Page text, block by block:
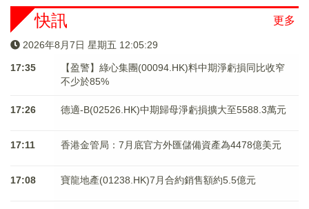
更多
快訊
2026年8月7日 星期五 12:05:30
17:35
【盈警】綠心集團(00094.HK)料中期淨虧損同比收窄
不少於85%
17:26 德適-B(02526.HK)中期歸母淨虧損擴大至5588.3萬元
17:11 香港金管局：7月底官方外匯儲備資產為4478億美元
17:08 寶龍地產(01238.HK)7月合約銷售額約5.5億元